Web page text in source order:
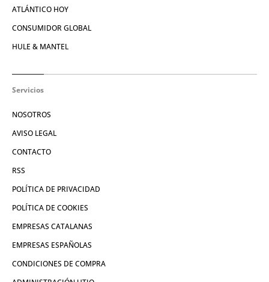
ATLÁNTICO HOY
CONSUMIDOR GLOBAL
HULE & MANTEL
Servicios
NOSOTROS
AVISO LEGAL
CONTACTO
RSS
POLÍTICA DE PRIVACIDAD
POLÍTICA DE COOKIES
EMPRESAS CATALANAS
EMPRESAS ESPAÑOLAS
CONDICIONES DE COMPRA